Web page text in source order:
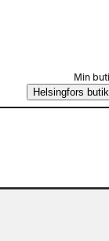
Min
Helsingfors butik